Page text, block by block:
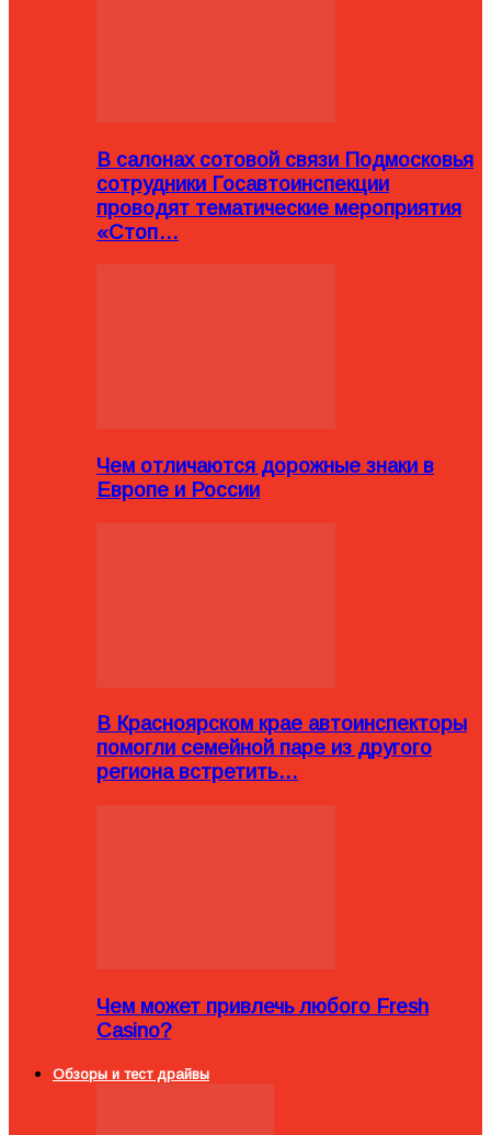
В салонах сотовой связи Подмосковья
сотрудники Госавтоинспекции
проводят тематические мероприятия
«Стоп…
Чем отличаются дорожные знаки в
Европе и России
В Красноярском крае автоинспекторы
помогли семейной паре из другого
региона встретить…
Чем может привлечь любого Fresh
Casino?
Обзоры и тест драйвы